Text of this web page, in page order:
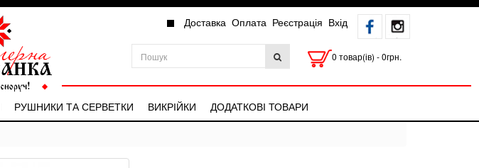
Доставка Оплата Реєстрація Вхід
0 товар(ів) - 0грн.
РУШНИКИ ТА СЕРВЕТКИ ВИКРІЙКИ ДОДАТКОВІ ТОВАРИ